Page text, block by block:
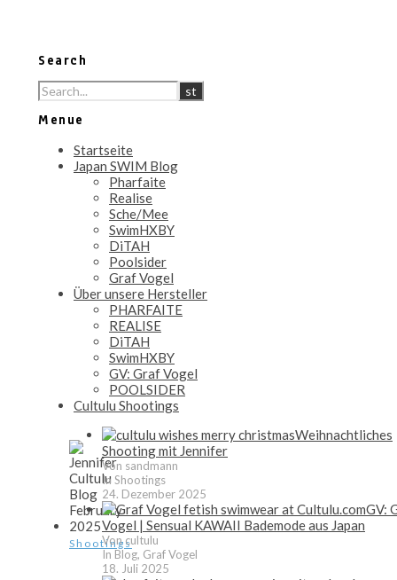
Search
Menue
Startseite
Japan SWIM Blog
Pharfaite
Realise
Sche/Mee
SwimHXBY
DiTAH
Poolsider
Graf Vogel
Über unsere Hersteller
PHARFAITE
REALISE
DiTAH
SwimHXBY
GV: Graf Vogel
POOLSIDER
Cultulu Shootings
Shootings
Weihnachtliches
Shooting mit Jennifer
Von sandmann
In Shootings
24. Dezember 2025
GV:
Vogel | Sensual KAWAII Bademode aus Japan
Von cultulu
In Blog, Graf Vogel
18. Juli 2025